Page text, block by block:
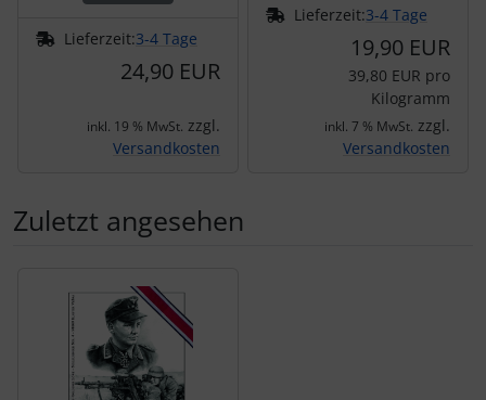
Lieferzeit:3-4 Tage
24,90 EUR
inkl. 19 % MwSt. zzgl.
Versandkosten
Lieferzeit:3-4 Tage
19,90 EUR
39,80 EUR pro
Kilogramm
inkl. 7 % MwSt. zzgl.
Versandkosten
Zuletzt angesehen